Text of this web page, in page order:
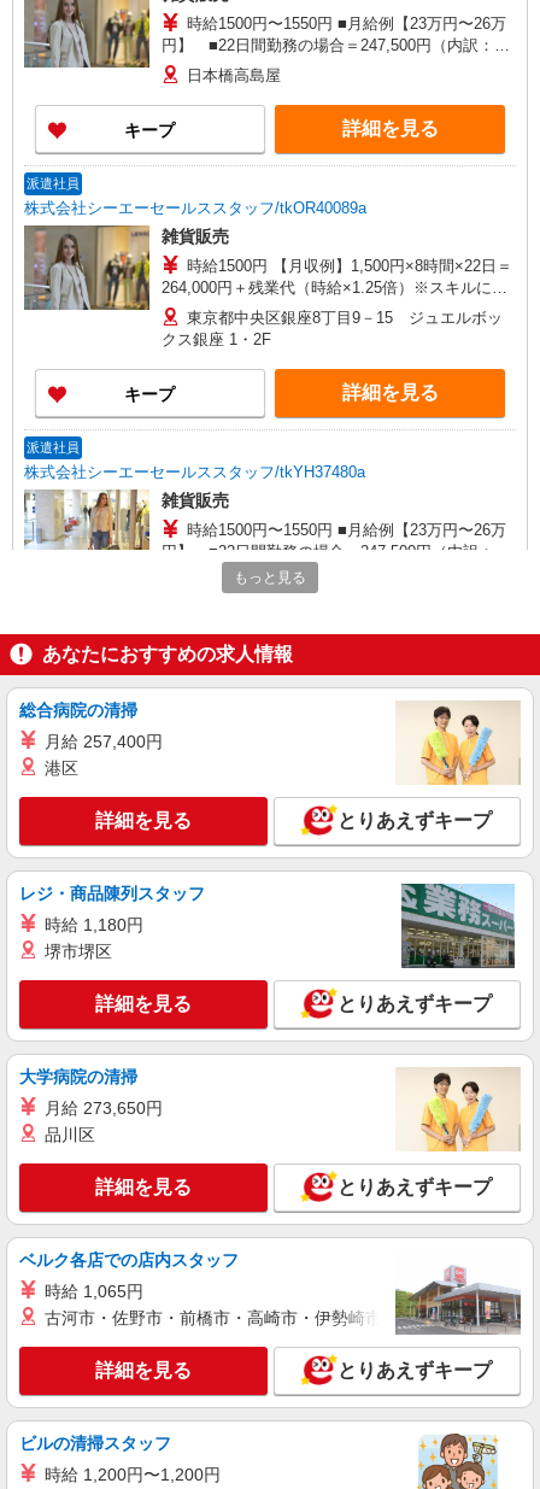
時給1500円〜1550円 ■月給例【23万円〜26万
円】 ■22日間勤務の場合＝247,500円（内訳：時
給1500円×実働7時間30分×22日） ＋残業代
（1.25倍：1分単位で支給） ※時給は経験により
変動します。
日本橋高島屋
キープ 詳細を見る
派遣社員
株式会社シーエーセールススタッフ/tkOR40089a
雑貨販売
時給1500円 【月収例】1,500円×8時間×22日＝
264,000円＋残業代（時給×1.25倍）※スキルによ
り多少異なります。
東京都中央区銀座8丁目9－15 ジュエルボッ
クス銀座 1・2F
キープ 詳細を見る
派遣社員
株式会社シーエーセールススタッフ/tkYH37480a
雑貨販売
時給1500円〜1550円 ■月給例【23万円〜26万
円】 ■22日間勤務の場合＝247,500円（内訳：時
給1500円×実働7時間30分×22日） ＋残業代
（1.25倍：1分単位で支給） ※時給は経験により
松屋銀座
キープ 詳細を見る
派遣社員
株式会社シーエーセールススタッフ/tkOR42193a
（週1日想定） 時給1410円×7.5h×10日＝105,750
円（週2日想定）お時給は一例です。ご経験により
東京都中央区銀座4丁目5-4
詳細を見る
派遣社員
株式会社シーエーセールススタッフ/tkOR42332a
雑貨販売
時給1500円〜1540円 【給与例】時給1540円
×7.5h×22日＝254,100円。お時給は一例です。ご
経験により異なります。
キープ 詳細を見る
株式会社シーエーセールススタッフ/tkGS42254a
雑貨販売
時給1410円 上記給与＋時間外勤務手当＋交通
費全額支給いたします ※時間外手当はお時給の
日本橋三越
キープ 詳細を見る
株式会社シーエーセールススタッフ/tkIY37484a
雑貨販売
もっと見る
あなたにおすすめの求人情報
総合病院の清掃
月給 257,400円
港区
詳細を見る とりあえずキープ
レジ・商品陳列スタッフ
時給 1,180円
堺市堺区
詳細を見る とりあえずキープ
大学病院の清掃
月給 273,650円
品川区
詳細を見る とりあえずキープ
ベルク各店での店内スタッフ
時給 1,065円
古河市・佐野市・前橋市・高崎市・伊勢崎市・太田市・館林市
詳細を見る とりあえずキープ
ビルの清掃スタッフ
時給 1,200円〜1,200円